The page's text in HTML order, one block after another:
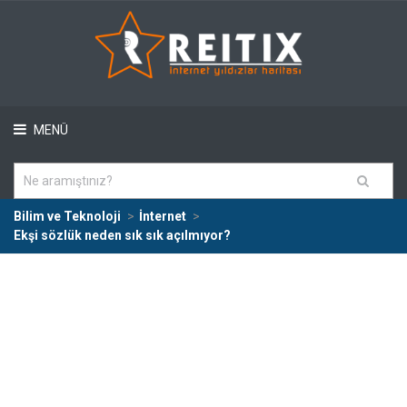
MENÜ
Bilim ve Teknoloji
İnternet
Ekşi sözlük neden sık sık açılmıyor?